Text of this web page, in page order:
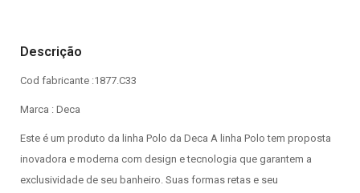
Descrição
Cod fabricante :1877.C33
Marca : Deca
Este é um produto da linha Polo da Deca A linha Polo tem proposta
inovadora e moderna com design e tecnologia que garantem a
exclusividade de seu banheiro. Suas formas retas e seu